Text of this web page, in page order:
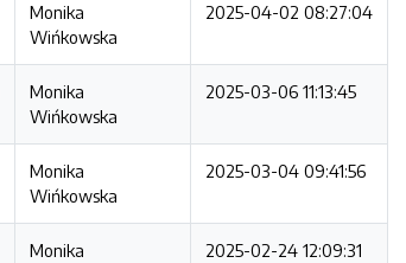
Monika
Wińkowska
2025-04-02 08:27:04
Monika
Wińkowska
2025-03-06 11:13:45
Monika
Wińkowska
2025-03-04 09:41:56
Monika
2025-02-24 12:09:31